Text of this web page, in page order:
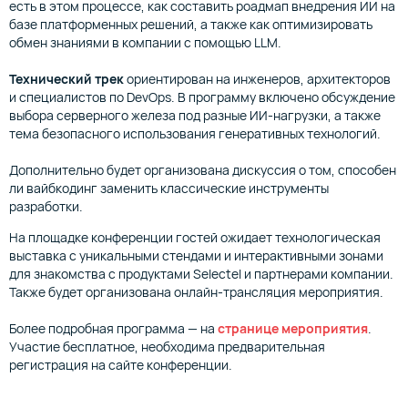
есть в этом процессе, как составить роадмап внедрения ИИ на
базе платформенных решений, а также как оптимизировать
обмен знаниями в компании с помощью LLM.
Технический трекориентирован на инженеров, архитекторов
и специалистов по DevOps. В программу включено обсуждение
выбора серверного железа под разные ИИ-нагрузки, а также
тема безопасного использования генеративных технологий.
Дополнительно будет организована дискуссия о том, способен
ли вайбкодинг заменить классические инструменты
разработки.
На площадке конференции гостей ожидает технологическая
выставка с уникальными стендами и интерактивными зонами
для знакомства с продуктами Selectel и партнерами компании.
Также будет организована онлайн-трансляция мероприятия.
Более подробная программа — на странице мероприятия.
Участие бесплатное, необходима предварительная
регистрация на сайте конференции.